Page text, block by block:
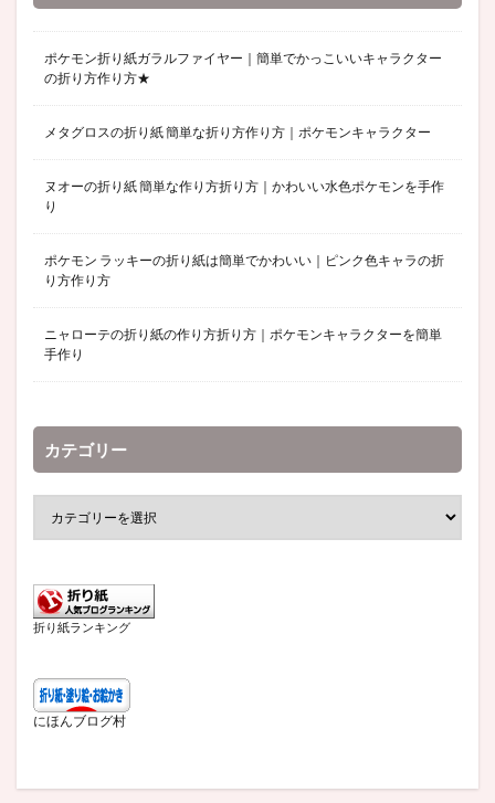
ポケモン折り紙ガラルファイヤー｜簡単でかっこいいキャラクター
の折り方作り方★
メタグロスの折り紙 簡単な折り方作り方｜ポケモンキャラクター
ヌオーの折り紙 簡単な作り方折り方｜かわいい水色ポケモンを手作
り
ポケモン ラッキーの折り紙は簡単でかわいい｜ピンク色キャラの折
り方作り方
ニャローテの折り紙の作り方折り方｜ポケモンキャラクターを簡単
手作り
カテゴリー
折り紙ランキング
にほんブログ村